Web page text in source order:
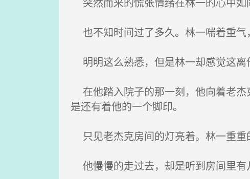
也不知时间过了多久。林一喘着重气
明明这么熟悉，但是林一却感觉这离
在他踏入院子的那一刻，他向着老杰
是还有着他的一个脚印。
只见老杰克房间的灯亮着。林一重重
他慢慢的走过去，却是听到房间里有